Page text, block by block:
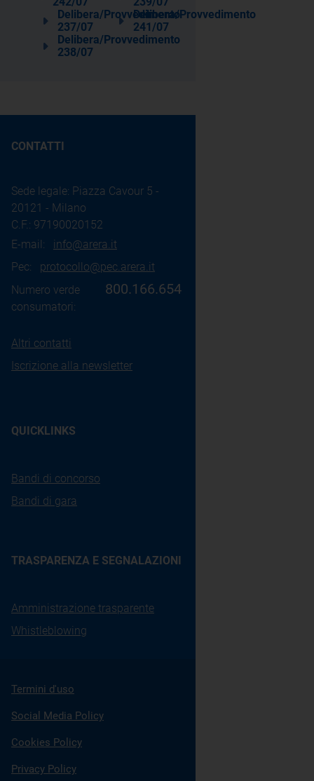
Delibera/Provvedimento
237/07
Delibera/Provvedimento
241/07
Delibera/Provvedimento
238/07
CONTATTI
Sede legale: Piazza Cavour 5 -
20121 - Milano
C.F.: 97190020152
E-mail: info@arera.it
Pec: protocollo@pec.arera.it
Numero verde
consumatori:
800.166.654
Altri contatti
Iscrizione alla newsletter
QUICKLINKS
Bandi di concorso
Bandi di gara
TRASPARENZA E SEGNALAZIONI
Amministrazione trasparente
Whistleblowing
Termini d'uso
Social Media Policy
Cookies Policy
Privacy Policy